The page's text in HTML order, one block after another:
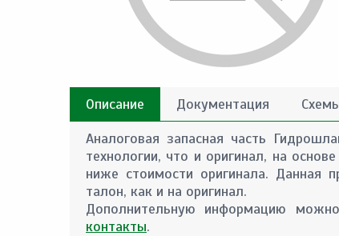
Описание Документация
Аналоговая запасная часть
технологии, что и оригинал, на
ниже стоимости оригинала. Данная
талон, как и на оригинал.
Дополнительную информацию
контакты.